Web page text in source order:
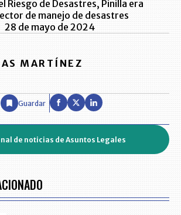
Riesgo de Desastres, Pinilla era
de manejo de desastres
28 de mayo de 2024
MARTÍNEZ
Guardar
de noticias de Asuntos Legales